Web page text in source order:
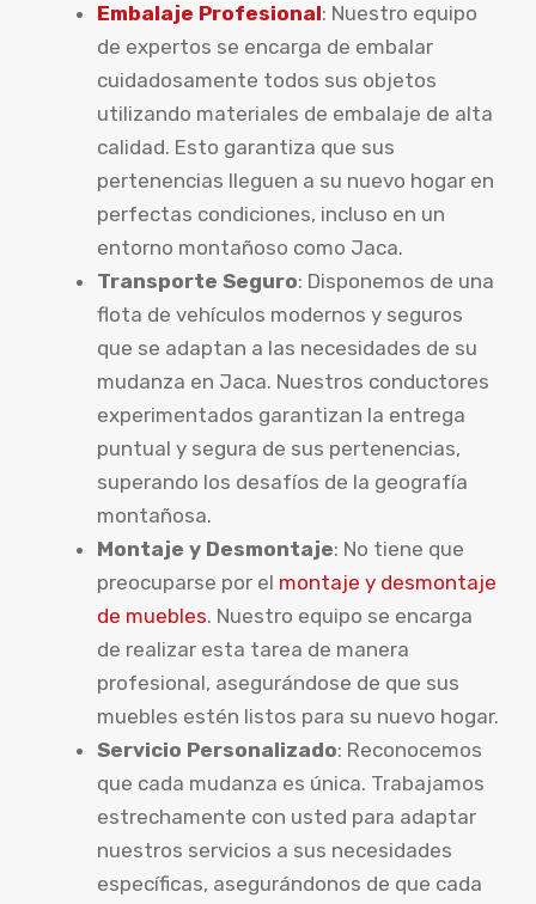
Embalaje Profesional: Nuestro equipo
de expertos se encarga de embalar
cuidadosamente todos sus objetos
utilizando materiales de embalaje de alta
calidad. Esto garantiza que sus
pertenencias lleguen a su nuevo hogar en
perfectas condiciones, incluso en un
entorno montañoso como Jaca.
Transporte Seguro: Disponemos de una
flota de vehículos modernos y seguros
que se adaptan a las necesidades de su
mudanza en Jaca. Nuestros conductores
experimentados garantizan la entrega
puntual y segura de sus pertenencias,
superando los desafíos de la geografía
montañosa.
Montaje y Desmontaje: No tiene que
preocuparse por el montaje y desmontaje
de muebles. Nuestro equipo se encarga
de realizar esta tarea de manera
profesional, asegurándose de que sus
muebles estén listos para su nuevo hogar.
Servicio Personalizado: Reconocemos
que cada mudanza es única. Trabajamos
estrechamente con usted para adaptar
nuestros servicios a sus necesidades
específicas, asegurándonos de que cada